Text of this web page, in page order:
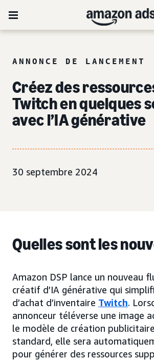
ANNONCE DE LANCEMENT
Créez des
Twitch en quelques
avec l’IA générative
30 septembre 2024
Quelles sont les
Amazon DSP lance un nouveau
créatif d’IA générative qui
d’achat d’inventaire Twitch.
annonceur téléverse une image
le modèle de création
standard, elle sera
pour générer des ressources